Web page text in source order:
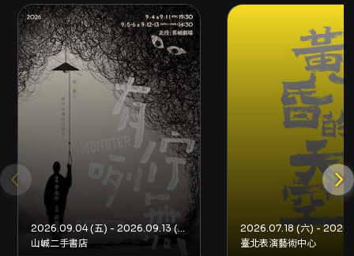
承擔家庭而選擇結束無盡的尋找，弟弟邱宏卻仍
堅持希望。劇作透過家人之間的對話與記憶斷
面，探問如何面對失去與記憶的保留，並以細膩
的角色關係揭示不同世代與角色在悲傷處理上的
分歧。舞台上人物間看似平實的互動，實則蘊含
對家族責任、記憶保存與放手難題的深刻觀察。
《海景前排,回憶後座》（編劇：陳亭聿）則以都
市中古物與機車作為情感連結，透過二手店店長
Rock妹與車主勝男的相識，展開對回憶態度的討
論──一方選擇出清記憶、重建秩序，另一方以
物件承載回憶、珍視過往。隨著達可達機車在不
同人物生命中的浮現，故事逐步揭露物件與記憶
間的量子般牽引：人們如何在擁有與失去之間，
為過往尋找位置。此劇以輕盈對話與具象物件作
為敘事鉤子，呈現城市記憶與個人情感的微妙張
2026.09.04 (五) - 2026.09.13 (日)
山峸二手書店
2026.07.18 (六) -
臺北表演藝術中心